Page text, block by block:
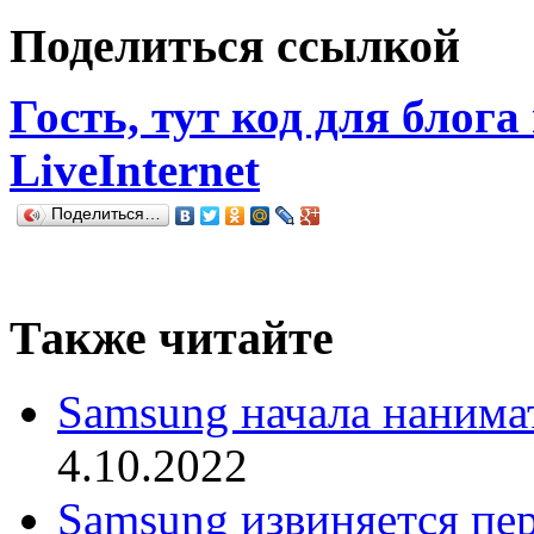
Поделиться ссылкой
Гость, тут код для
LiveInternet
Поделиться…
Также читайте
Samsung начала
4.10.2022
Samsung извиняется